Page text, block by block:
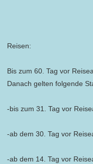
Reisen:
Bis zum 60. Tag vor
Danach gelten folgende
-bis zum 31. Tag vor
-ab dem 30. Tag vor
-ab dem 14. Tag vor